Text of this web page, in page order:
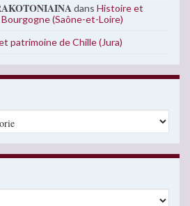
dans Histoire et
(Saône-et-Loire)
patrimoine de Chille (Jura)